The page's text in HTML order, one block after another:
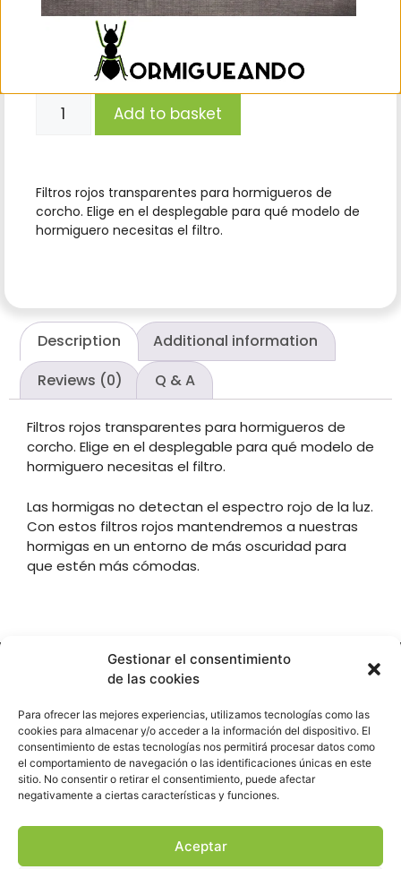
Gestionar el consentimiento
de las cookies
Para ofrecer las mejores experiencias, utilizamos tecnologías como las
cookies para almacenar y/o acceder a la información del dispositivo. El
consentimiento de estas tecnologías nos permitirá procesar datos como
el comportamiento de navegación o las identificaciones únicas en este
sitio. No consentir o retirar el consentimiento, puede afectar
negativamente a ciertas características y funciones.
Aceptar
(IVA incl.)
Out of stock
Add to basket
Filtros rojos transparentes para hormigueros de
corcho. Elige en el desplegable para qué modelo de
hormiguero necesitas el filtro.
Description
Additional information
Reviews (0)
Q & A
Filtros rojos transparentes para hormigueros de
corcho. Elige en el desplegable para qué modelo de
hormiguero necesitas el filtro.
Las hormigas no detectan el espectro rojo de la luz.
Con estos filtros rojos mantendremos a nuestras
hormigas en un entorno de más oscuridad para
que estén más cómodas.
Hormigueando © Copyright 2023. Diseño web realizado por
PuntoCom Estudio
656 582 507
info@hormigueando.com
Tres Cantos (Madrid)